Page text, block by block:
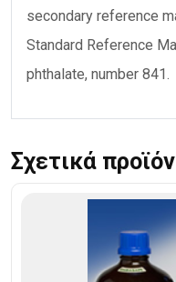
secondary reference
Standard Reference
phthalate, number 841.
Σχετικά